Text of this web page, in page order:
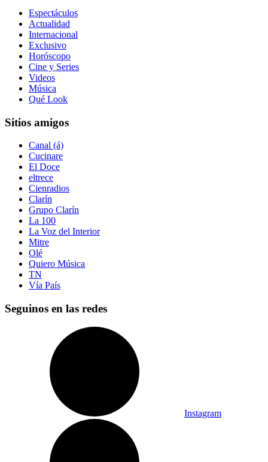
Espectáculos
Actualidad
Internacional
Exclusivo
Horóscopo
Cine y Series
Videos
Música
Qué Look
Sitios amigos
Canal (á)
Cucinare
El Doce
eltrece
Cienradios
Clarín
Grupo Clarín
La 100
La Voz del Interior
Mitre
Olé
Quiero Música
TN
Vía País
Seguinos en las redes
Instagram